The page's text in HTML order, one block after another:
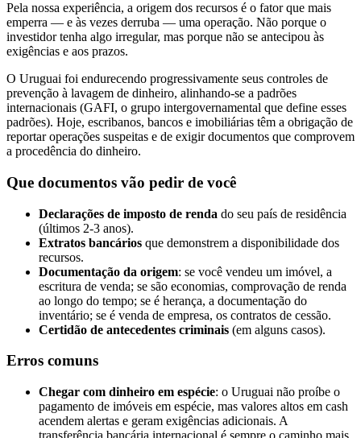
Pela nossa experiência, a origem dos recursos é o fator que mais
emperra — e às vezes derruba — uma operação. Não porque o
investidor tenha algo irregular, mas porque não se antecipou às
exigências e aos prazos.
O Uruguai foi endurecendo progressivamente seus controles de
prevenção à lavagem de dinheiro, alinhando-se a padrões
internacionais (GAFI, o grupo intergovernamental que define esses
padrões). Hoje, escribanos, bancos e imobiliárias têm a obrigação de
reportar operações suspeitas e de exigir documentos que comprovem
a procedência do dinheiro.
Que documentos vão pedir de você
Declarações de imposto de renda do seu país de residência
(últimos 2-3 anos).
Extratos bancários que demonstrem a disponibilidade dos
recursos.
Documentação da origem: se você vendeu um imóvel, a
escritura de venda; se são economias, comprovação de renda
ao longo do tempo; se é herança, a documentação do
inventário; se é venda de empresa, os contratos de cessão.
Certidão de antecedentes criminais (em alguns casos).
Erros comuns
Chegar com dinheiro em espécie: o Uruguai não proíbe o
pagamento de imóveis em espécie, mas valores altos em cash
acendem alertas e geram exigências adicionais. A
transferência bancária internacional é sempre o caminho mais